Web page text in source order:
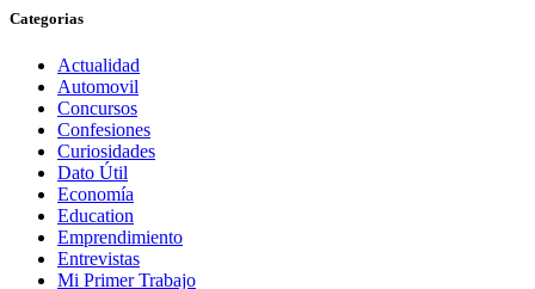
Categorias
Actualidad
Automovil
Concursos
Confesiones
Curiosidades
Dato Útil
Economía
Education
Emprendimiento
Entrevistas
Mi Primer Trabajo